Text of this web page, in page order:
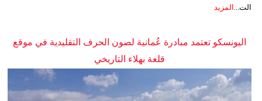
الت... المزيد
اليونسكو تعتمد مبادرة عُمانية لصون الحرف التقليدية في موقع
قلعة بهلاء التاريخي